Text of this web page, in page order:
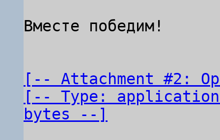
Вместе победим!
[-- Attachment #2:
[-- Type:
bytes --]